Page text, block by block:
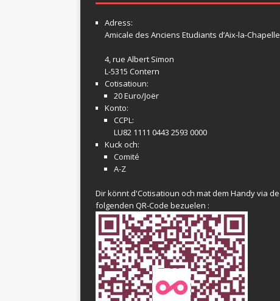
Adress:
Amicale des Anciens Etudiants d’Aix-la-Chapelle
4, rue Albert Simon
L-5315 Contern
Cotisatioun:
20 Euro/Joër
Konto:
CCPL:
LU82 1111 0443 2593 0000
Kuck och:
Comité
A-Z
Dir könnt d'Cotisatioun och mat dem Handy via de
folgenden QR-Code bezuelen :